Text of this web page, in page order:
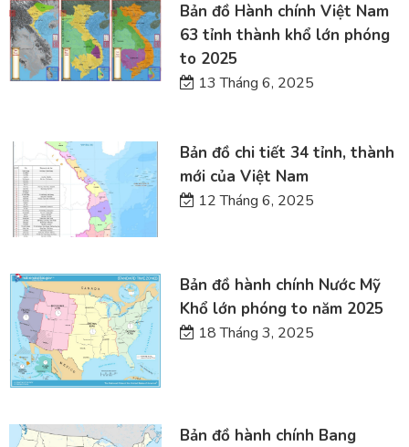
Bản đồ Hành chính Việt Nam
63 tỉnh thành khổ lớn phóng
to 2025
13 Tháng 6, 2025
Bản đồ chi tiết 34 tỉnh, thành
mới của Việt Nam
12 Tháng 6, 2025
Bản đồ hành chính Nước Mỹ
Khổ lớn phóng to năm 2025
18 Tháng 3, 2025
Bản đồ hành chính Bang